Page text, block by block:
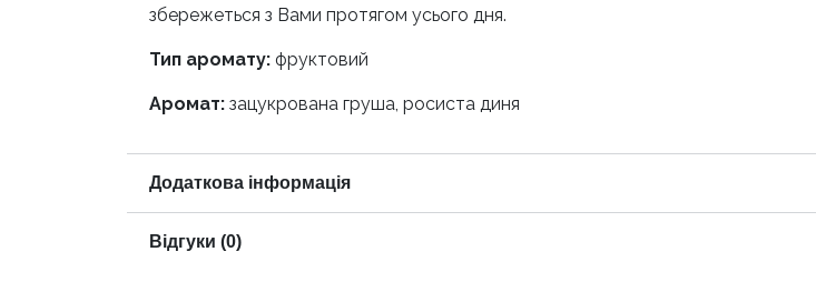
збережеться з Вами протягом усього дня.
Тип аромату: фруктовий
Аромат: зацукрована груша, росиста диня
Додаткова інформація
Відгуки (0)